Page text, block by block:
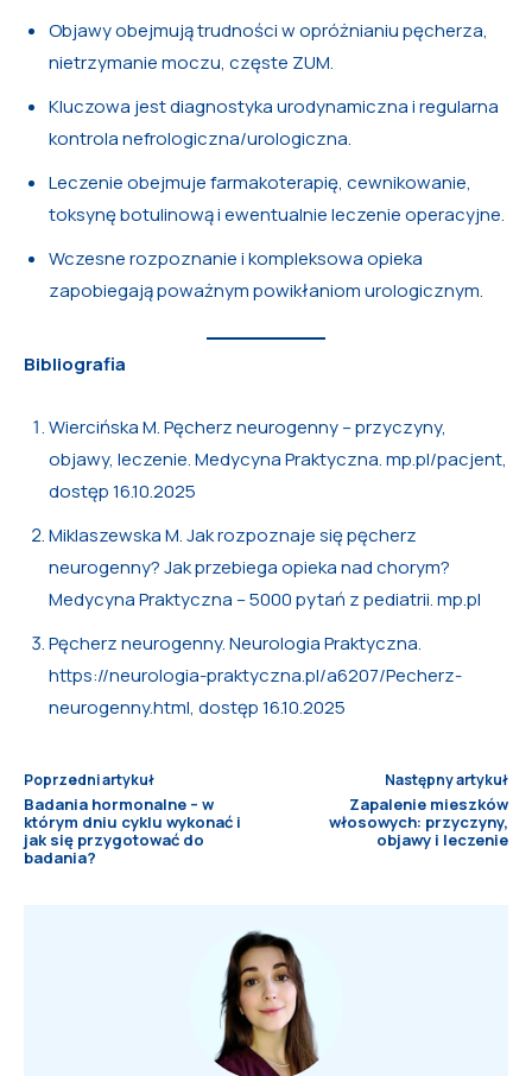
Objawy obejmują trudności w opróżnianiu pęcherza,
nietrzymanie moczu, częste ZUM.
Kluczowa jest diagnostyka urodynamiczna i regularna
kontrola nefrologiczna/urologiczna.
Leczenie obejmuje farmakoterapię, cewnikowanie,
toksynę botulinową i ewentualnie leczenie operacyjne.
Wczesne rozpoznanie i kompleksowa opieka
zapobiegają poważnym powikłaniom urologicznym.
Bibliografia
Wiercińska M. Pęcherz neurogenny – przyczyny,
objawy, leczenie. Medycyna Praktyczna. mp.pl/pacjent,
dostęp 16.10.2025
Miklaszewska M. Jak rozpoznaje się pęcherz
neurogenny? Jak przebiega opieka nad chorym?
Medycyna Praktyczna – 5000 pytań z pediatrii. mp.pl
Pęcherz neurogenny. Neurologia Praktyczna.
https://neurologia-praktyczna.pl/a6207/Pecherz-
neurogenny.html, dostęp 16.10.2025
Poprzedni artykuł
Badania hormonalne – w
którym dniu cyklu wykonać i
jak się przygotować do
badania?
Następny artykuł
Zapalenie mieszków
włosowych: przyczyny,
objawy i leczenie